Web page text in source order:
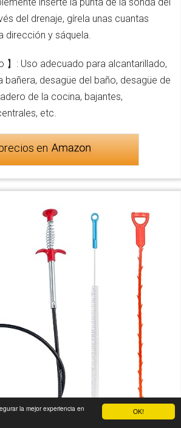
OK!
la mejor experiencia en
del drenaje, gírela unas cuantas
dirección y sáquela.
】: Uso adecuado para alcantarillado,
bañera, desagüe del baño, desagüe de
de la cocina, bajantes,
etc.
en